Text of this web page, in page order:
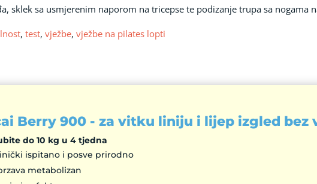
sklek sa usmjerenim naporom na tricepse te podizanje trupa sa nogama
, test, vježbe, vježbe na pilates lopti
Berry 900 - za vitku liniju i lijep izgled bez
do 10 kg u 4 tjedna
ispitano i posve prirodno
metabolizan